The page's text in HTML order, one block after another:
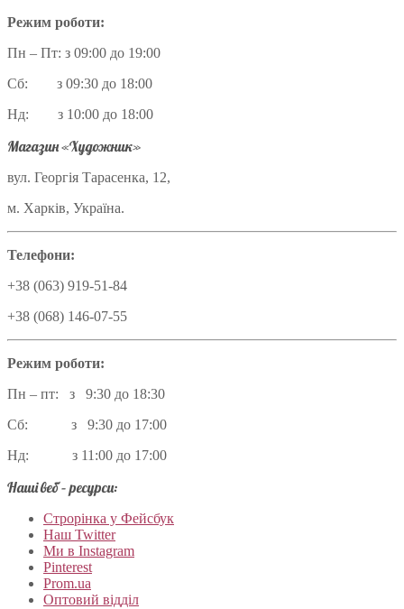
Режим роботи:
Пн – Пт: з 09:00 до 19:00
Сб: з 09:30 до 18:00
Нд: з 10:00 до 18:00
Магазин «Художник»
вул. Георгія Тарасенка, 12,
м. Харків, Україна.
Телефони:
+38 (063) 919-51-84
+38 (068) 146-07-55
Режим роботи:
Пн – пт: з 9:30 до 18:30
Сб: з 9:30 до 17:00
Нд: з 11:00 до 17:00
Наші веб – ресурси:
Строрінка у Фейсбук
Наш Twitter
Ми в Instagram
Pinterest
Prom.ua
Оптовий відділ